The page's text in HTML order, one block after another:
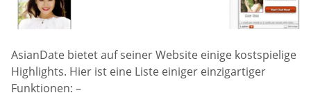
AsianDate bietet auf seiner Website einige kostspielige
Highlights. Hier ist eine Liste einiger einzigartiger
Funktionen: –